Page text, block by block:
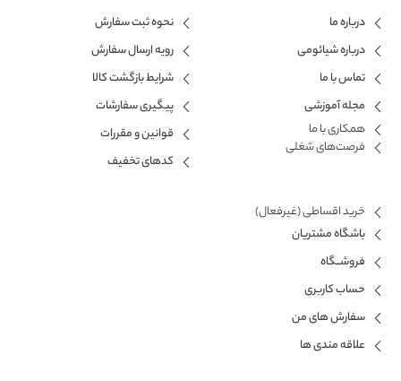
درباره ما
درباره شیائومی
تماس با ما
مجله آموزشی
همکاری با ما​
فرصت‌های شغلی
نحوه ثبت سفارش
رویه ارسال سفارش
شرایط بازگشت کالا
پیگیری سفارشات
قوانین و مقررات
کدهای تخفیف
خرید اقساطی (غیرفعال)
باشگاه مشتریان
فروشــگاه
حساب کاربری
سفارش های من
علاقه مندی ها